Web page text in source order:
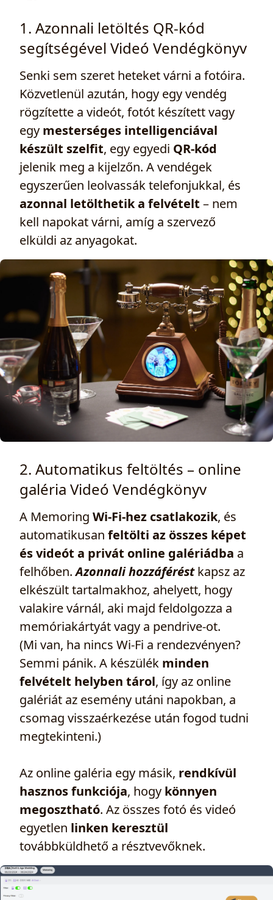
1. Azonnali letöltés QR‑kód
segítségével Videó Vendégkönyv
Senki sem szeret heteket várni a fotóira.
Közvetlenül azután, hogy egy vendég
rögzítette a videót, fotót készített vagy
egy mesterséges intelligenciával
készült szelfit, egy egyedi QR‑kód
jelenik meg a kijelzőn. A vendégek
egyszerűen leolvassák telefonjukkal, és
azonnal letölthetik a felvételt – nem
kell napokat várni, amíg a szervező
elküldi az anyagokat.
2. Automatikus feltöltés – online
galéria Videó Vendégkönyv
A Memoring Wi‑Fi‑hez csatlakozik, és
automatikusan feltölti az összes képet
és videót a privát online galériádba a
felhőben.Azonnali hozzáféréstkapsz az
elkészült tartalmakhoz, ahelyett, hogy
valakire várnál, aki majd feldolgozza a
memóriakártyát vagy a pendrive‑ot.
(Mi van, ha nincs Wi‑Fi a rendezvényen?
Semmi pánik. A készülék minden
felvételt helyben tárol, így az online
galériát az esemény utáni napokban, a
csomag visszaérkezése után fogod tudni
megtekinteni.)
Az online galéria egy másik, rendkívül
hasznos funkciója, hogy könnyen
megosztható. Az összes fotó és videó
egyetlen linken keresztül
továbbküldhető a résztvevőknek.